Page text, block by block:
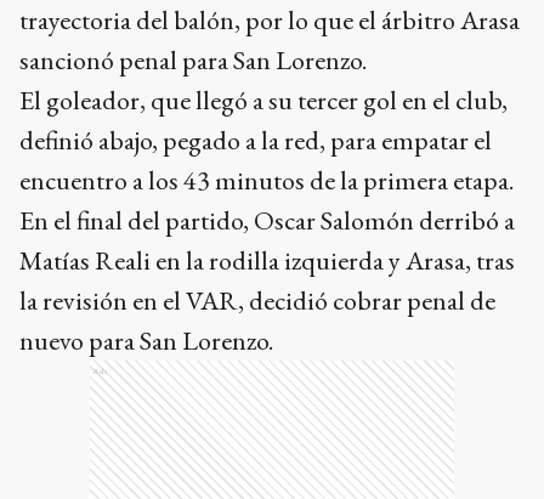
trayectoria del balón, por lo que el árbitro Arasa
sancionó penal para San Lorenzo.
El goleador, que llegó a su tercer gol en el club,
definió abajo, pegado a la red, para empatar el
encuentro a los 43 minutos de la primera etapa.
En el final del partido, Oscar Salomón derribó a
Matías Reali en la rodilla izquierda y Arasa, tras
la revisión en el VAR, decidió cobrar penal de
nuevo para San Lorenzo.
Ads